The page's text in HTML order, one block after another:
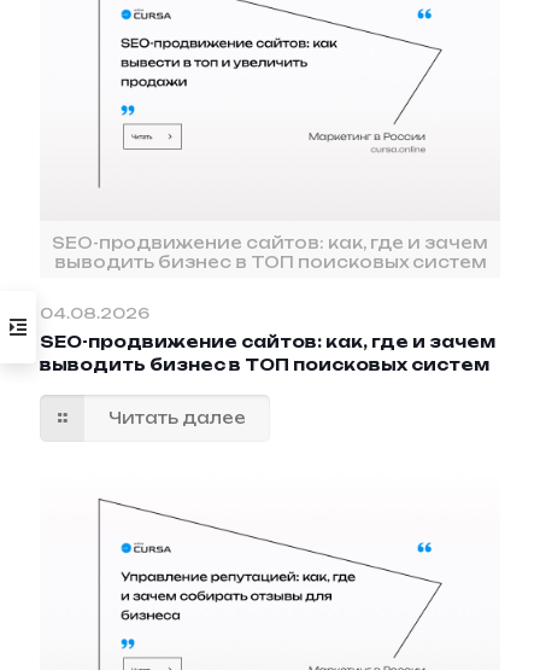
SEO-продвижение сайтов: как, где и зачем
выводить бизнес в ТОП поисковых систем
04.08.2026
SEO-продвижение сайтов: как, где и зачем
выводить бизнес в ТОП поисковых систем
Читать далее